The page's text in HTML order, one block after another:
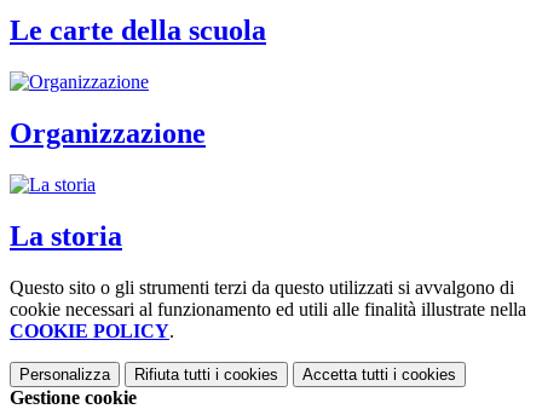
Le carte della scuola
Organizzazione
La storia
Questo sito o gli strumenti terzi da questo utilizzati si avvalgono di
cookie necessari al funzionamento ed utili alle finalità illustrate nella
COOKIE POLICY.
Personalizza Rifiuta tutti i cookies Accetta tutti i cookies
Gestione cookie